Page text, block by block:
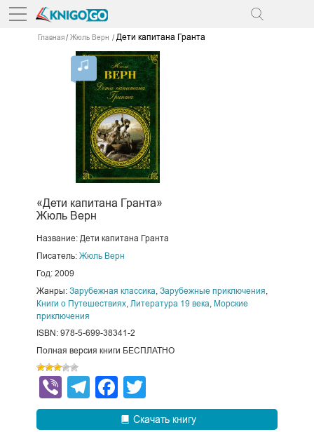
Главная Жюль Верн Дети капитана Гранта
«Дети капитана Гранта»
Жюль Верн
Название: Дети капитана Гранта
Писатель: Жюль Верн
Год: 2009
Жанры: Зарубежная классика Зарубежные приключения
Книги о Путешествиях, Литература 19 века Морские
приключения
ISBN: 978-5-699-38341-2
Полная версия книги БЕСПЛАТНО
ViberTelegram
Facebook
Скачать книгу